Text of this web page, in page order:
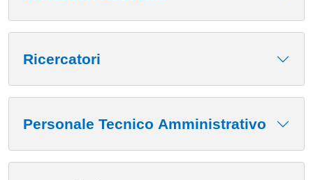
Ricercatori
Personale Tecnico Amministrativo